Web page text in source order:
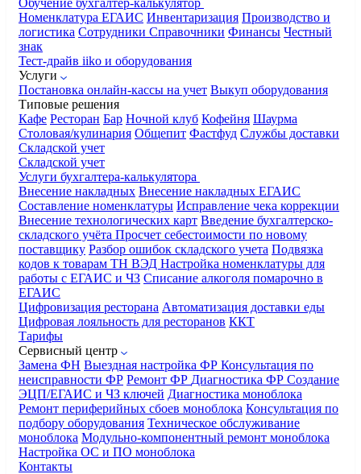
Номенклатура ЕГАИС Инвентаризация Производство и
логистика Сотрудники Справочники Финансы Честный
знак
Тест-драйв iiko и оборудования
Услуги
Постановка онлайн-кассы на учет Выкуп оборудования
Типовые решения
Кафе Ресторан Бар Ночной клуб Кофейня Шаурма
Столовая/кулинария Общепит Фастфуд Службы доставки
Складской учет
Складской учет
Услуги бухгалтера-калькулятора
Внесение накладных Внесение накладных ЕГАИС
Составление номенклатуры Исправление чека коррекции
Внесение технологических карт Введение бухгалтерско-
складского учёта Просчет себестоимости по новому
поставщику Разбор ошибок складского учета Подвязка
кодов к товарам ТН ВЭД Настройка номенклатуры для
работы с ЕГАИС и ЧЗ Списание алкоголя помарочно в
ЕГАИС
Цифровизация ресторана Автоматизация доставки еды
Цифровая лояльность для ресторанов ККТ
Тарифы
Сервисный центр
Замена ФН Выездная настройка ФР Консультация по
неисправности ФР Ремонт ФР Диагностика ФР Создание
ЭЦП/ЕГАИС и ЧЗ ключей Диагностика моноблока
Ремонт периферийных сбоев моноблока Консультация по
подбору оборудования Техническое обслуживание
моноблока Модульно-компонентный ремонт моноблока
Настройка ОС и ПО моноблока
Контакты